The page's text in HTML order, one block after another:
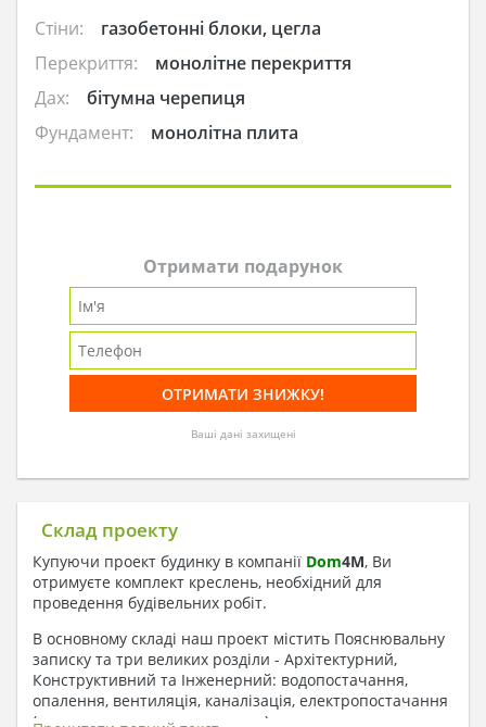
Стіни:
газобетонні блоки, цегла
Перекриття:
монолітне перекриття
Дах:
бітумна черепиця
Фундамент:
монолітна плита
Отримати подарунок
Ваші дані захищені
Склад проекту
Купуючи проект будинку в компанії Dom4M, Ви
отримуєте комплект креслень, необхідний для
проведення будівельних робіт.
В основному складі наш проект містить Пояснювальну
записку та три великих розділи - Архітектурний,
Конструктивний та Інженерний: водопостачання,
опалення, вентиляція, каналізація, електропостачання
( купується за додаткову плату ).